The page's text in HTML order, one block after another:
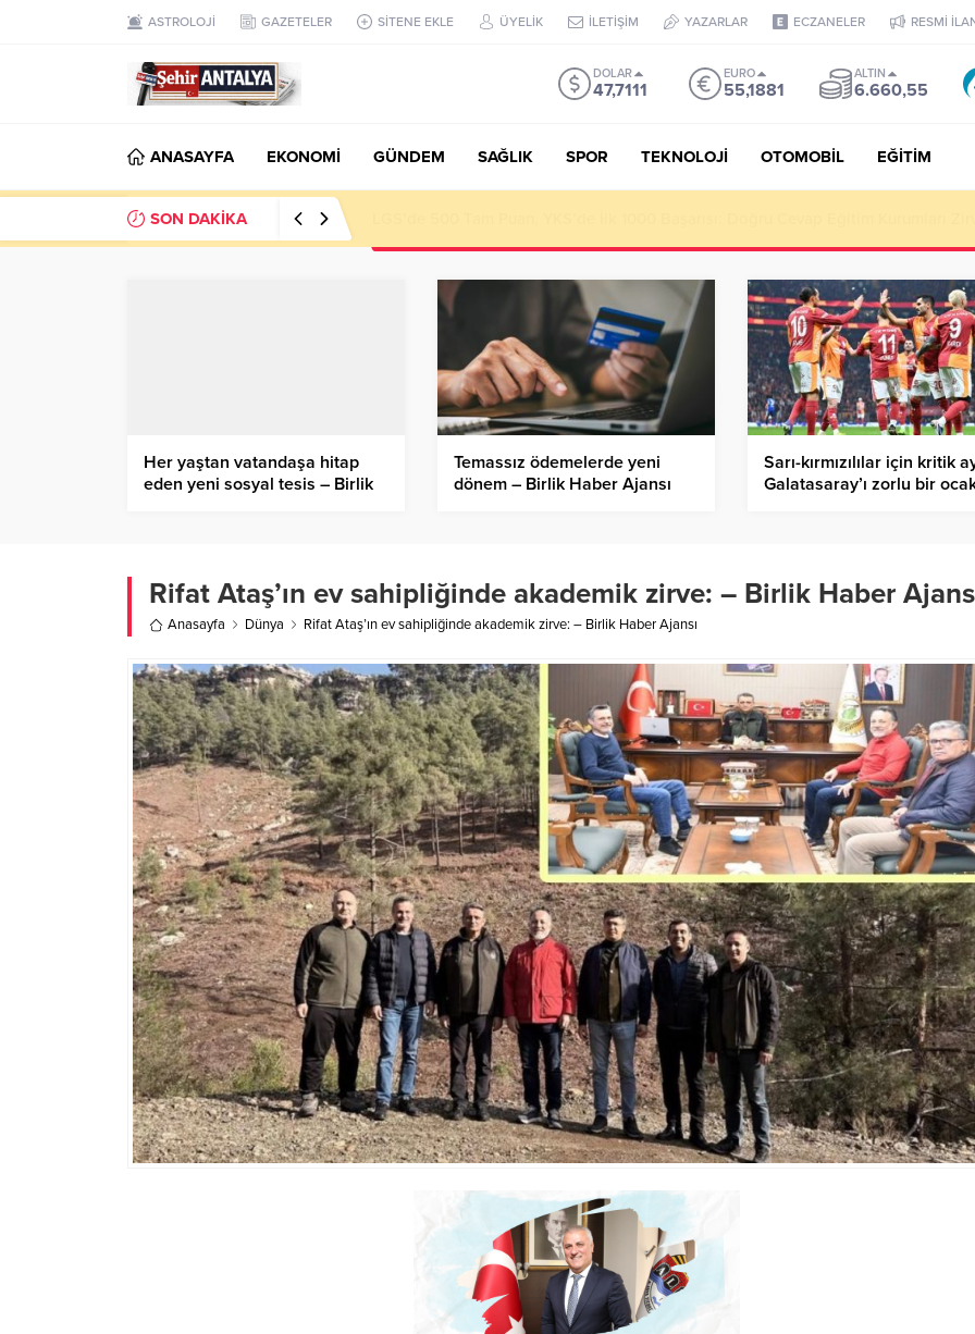
ASTROLOJİ GAZETELER SİTENE EKLE ÜYELİK İLETİŞİM YAZARLAR ECZANELER RESMİ
DOLAR
47,7111
EURO
55,1881
ALTIN
6.660,55
ANASAYFA EKONOMİ GÜNDEM SAĞLIK SPOR TEKNOLOJİ OTOMOBİL EĞİTİM
SON DAKİKA
Her yaştan vatandaşa hitap
eden yeni sosyal tesis – Birlik
Temassız ödemelerde yeni
dönem – Birlik Haber Ajansı
Sarı-kırmızılılar için kritik
Galatasaray’ı zorlu bir
Rifat Ataş’ın ev sahipliğinde akademik zirve: – Birlik Haber
Anasayfa Dünya Rifat Ataş’ın ev sahipliğinde akademik zirve: – Birlik Haber Ajansı